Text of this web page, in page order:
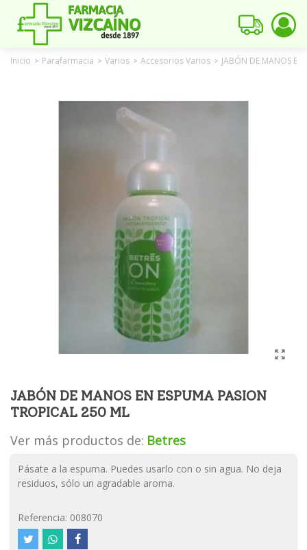
Inicio > Parafarmacia > Varios > Accesorios Varios > JABÓN DE MANOS
JABÓN DE MANOS EN ESPUMA PASION
TROPICAL 250 ML
Ver más productos de: Betres
Pásate a la espuma. Puedes usarlo con o sin agua. No deja
residuos, sólo un agradable aroma.
Referencia: 008070